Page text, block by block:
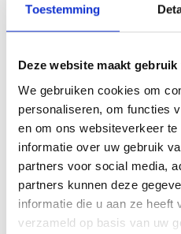
Toestemming
Deze website maakt
We gebruiken cookies om
personaliseren, om functies
en om ons websiteverkeer
informatie over uw gebruik
partners voor social media,
partners kunnen deze
informatie die u aan ze heeft
verzameld op basis van uw